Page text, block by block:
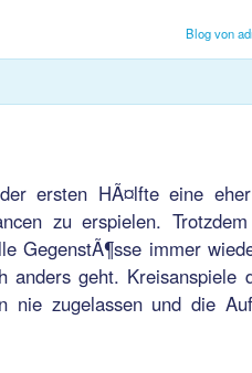
Blog von
ersten HÃ¤lfte eine
zu erspielen.
GegenstÃ¶sse immer
geht. Kreisanspiele
nie zugelassen und die